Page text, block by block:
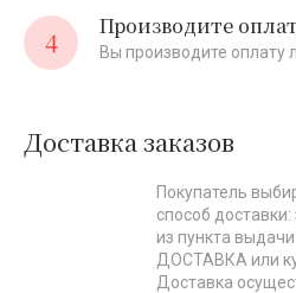
4 Производите
Вы производите
Доставка заказов
Покупатель
способ
из пункта
ДОСТАВКА или
Доставка